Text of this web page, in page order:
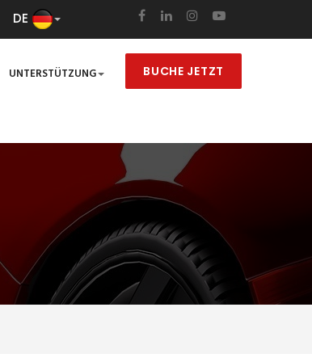
DE
BUCHE JETZT
UNTERSTÜTZUNG